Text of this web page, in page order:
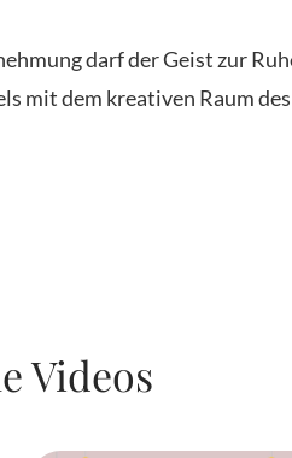
darf der Geist zur
mit dem kreativen Raum
Videos